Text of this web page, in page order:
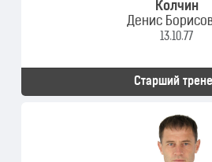
Колчин
Денис
13.10.77
Старший